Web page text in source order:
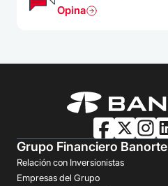
Opina
Grupo Financiero Banorte
Relación con Inversionistas
Empresas del Grupo